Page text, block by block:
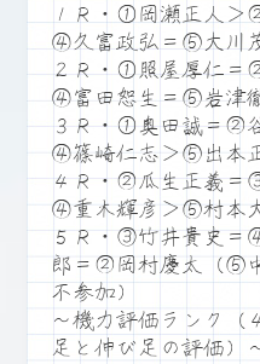
１Ｒ・①岡瀬正人
④久富政弘＝⑤大川
２Ｒ・①照屋厚仁＝
④富田恕生＝⑤岩津
３Ｒ・①奥田誠＝②
④篠崎仁志＞⑤出本
４Ｒ・②瓜生正義＝
④重木輝彦＞⑤村本
５Ｒ・③竹井貴史＝
郎＝②岡村慶太（⑤
不参加）
～機力評価ランク（
足と伸び足の評価）